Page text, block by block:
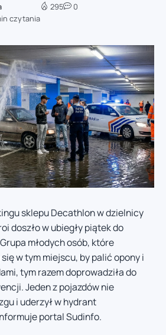
czytania
295 0
sklepu Decathlon w dzielnicy
doszło w ubiegły piątek do
młodych osób, które
w tym miejscu, by palić opony i
tym razem doprowadziła do
Jeden z pojazdów nie
i uderzył w hydrant
portal Sudinfo.